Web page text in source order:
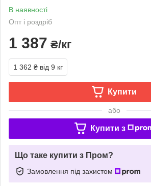
В наявності
Опт і роздріб
1 387 ₴/кг
1 362 ₴ від 9 кг
Купити
або
Купити з
Що таке купити з Пром?
Замовлення під захистом